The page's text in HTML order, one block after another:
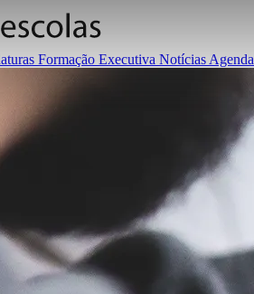
Formação Executiva Notícias Agenda